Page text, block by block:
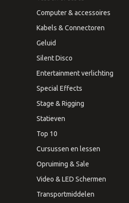
Computer & accessoires
Kabels & Connectoren
Geluid
Silent Disco
Entertainment verlichting
Special Effects
Stage & Rigging
Statieven
Top 10
Cursussen en lessen
Opruiming & Sale
Video & LED Schermen
Transportmiddelen